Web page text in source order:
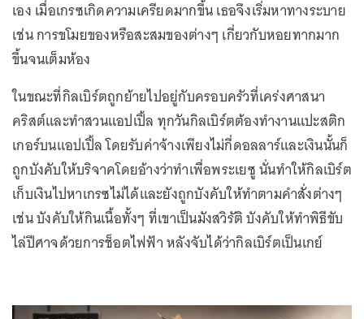
เอง เมื่อเกรซเกิดความเครียดมากขึ้น เธอจึงเริ่มหาทางระบาย
เช่น การขโมยของหรือสะสมของต่างๆ เกี่ยวกับหอยทากมาก
ขึ้นจนเต็มห้อง
ในขณะที่กิลเบิร์ตถูกย้ายไปอยู่กับครอบครัวที่เคร่งศาสนา
คริสต์และทำสวนแอปเปิ้ล ทุกวันกิลเบิร์ตต้องทำงานแปะสติก
เกอร์บนแอปเปิ้ล โดยรับค่าจ้างเพียงไม่กี่ดอลลาร์และเงินนั้นก็
ถูกบังคับให้บริจาคโดยอ้างว่าทำเพื่อพระเยซู นั่นทำให้กิลเบิร์ต
เก็บเงินไปหาเกรซไม่ได้และยังถูกบังคับให้ทำตามคำสั่งต่างๆ
เช่น บังคับให้กินเนื้อทั้งๆ ที่เขาเป็นมังสวิรัติ บังคับให้ทำพิธีขับ
ไล่ปีศาจด้วยการช็อตไฟฟ้า หลังจับได้ว่ากิลเบิร์ตเป็นเกย์